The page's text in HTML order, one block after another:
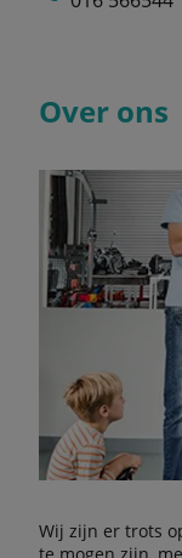
Over ons
Wij zijn er trots